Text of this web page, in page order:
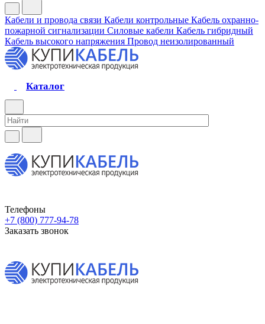
Кабели и провода связи Кабели контрольные Кабель охранно-
пожарной сигнализации Силовые кабели Кабель гибридный
Кабель высокого напряжения Провод неизолированный
Каталог
Телефоны
+7 (800) 777-94-78
Заказать звонок